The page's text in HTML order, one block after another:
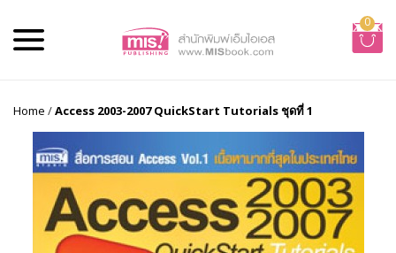
0
Home /Access 2003-2007 QuickStart Tutorials ชุดที่ 1